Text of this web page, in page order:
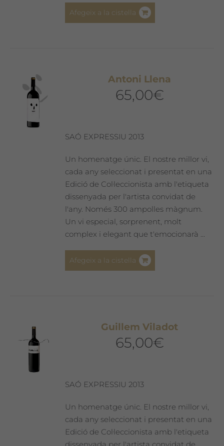
Afegeix a la cistella
Antoni Llena
65,00€
SAÓ EXPRESSIU 2013
Un homenatge únic. El nostre millor vi,
cada any seleccionat i presentat en una
Edició de Col·leccionista amb l'etiqueta
dissenyada per l'artista convidat de
l'any. Només 300 ampolles màgnum.
Un vi especial, sorprenent, molt
complex i elegant que t'emocionarà ...
Afegeix a la cistella
Guillem Viladot
65,00€
SAÓ EXPRESSIU 2013
Un homenatge únic. El nostre millor vi,
cada any seleccionat i presentat en una
Edició de Col·leccionista amb l'etiqueta